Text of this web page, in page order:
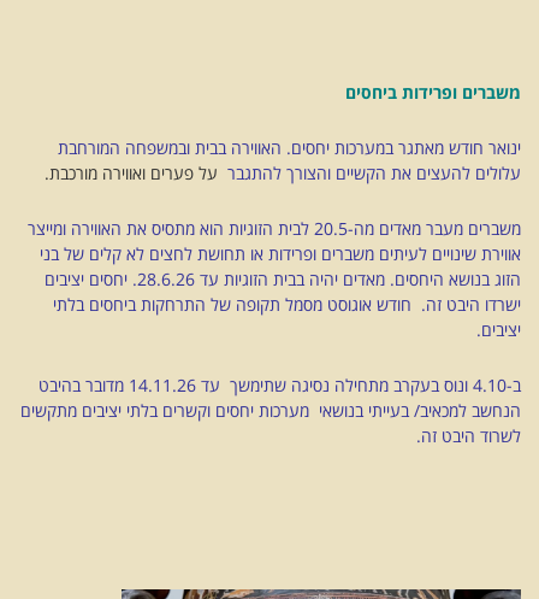
משברים ופרידות ביחסים
ינואר חודש מאתגר במערכות יחסים. האווירה בבית ובמשפחה המורחבת
עלולים להעצים את הקשיים והצורך להתגבר על פערים ואווירה מורכבת.
משברים מעבר מאדים מה-20.5 לבית הזוגיות הוא מתסיס את האווירה ומייצר
אווירת שינויים לעיתים משברים ופרידות או תחושת לחצים לא קלים של בני
הזוג בנושא היחסים. מאדים יהיה בבית הזוגיות עד 28.6.26. יחסים יציבים
ישרדו היבט זה. חודש אוגוסט מסמל תקופה של התרחקות ביחסים בלתי
יציבים.
ב-4.10 ונוס בעקרב מתחילה נסיגה שתימשך עד 14.11.26 מדובר בהיבט
הנחשב למכאיב/ בעייתי בנושאי מערכות יחסים וקשרים בלתי יציבים מתקשים
לשרוד היבט זה.